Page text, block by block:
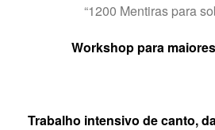
“1200 Mentiras para
Workshop para
Trabalho intensivo de canto,